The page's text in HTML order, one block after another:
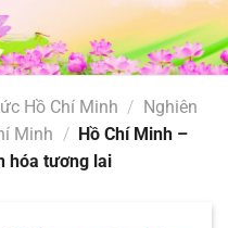
Hồ Chí Minh / Nghiên
Minh / Hồ Chí Minh –
hóa tương lai